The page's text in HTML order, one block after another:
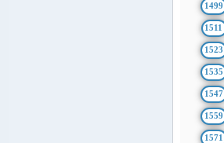
1499
1511
1523
1535
1547
1559
1571